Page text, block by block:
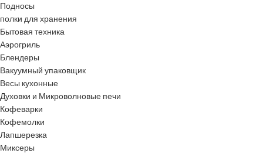
Подносы
полки для хранения
Бытовая техника
Аэрогриль
Блендеры
Вакуумный упаковщик
Весы кухонные
Духовки и Микроволновые печи
Кофеварки
Кофемолки
Лапшерезка
Миксеры